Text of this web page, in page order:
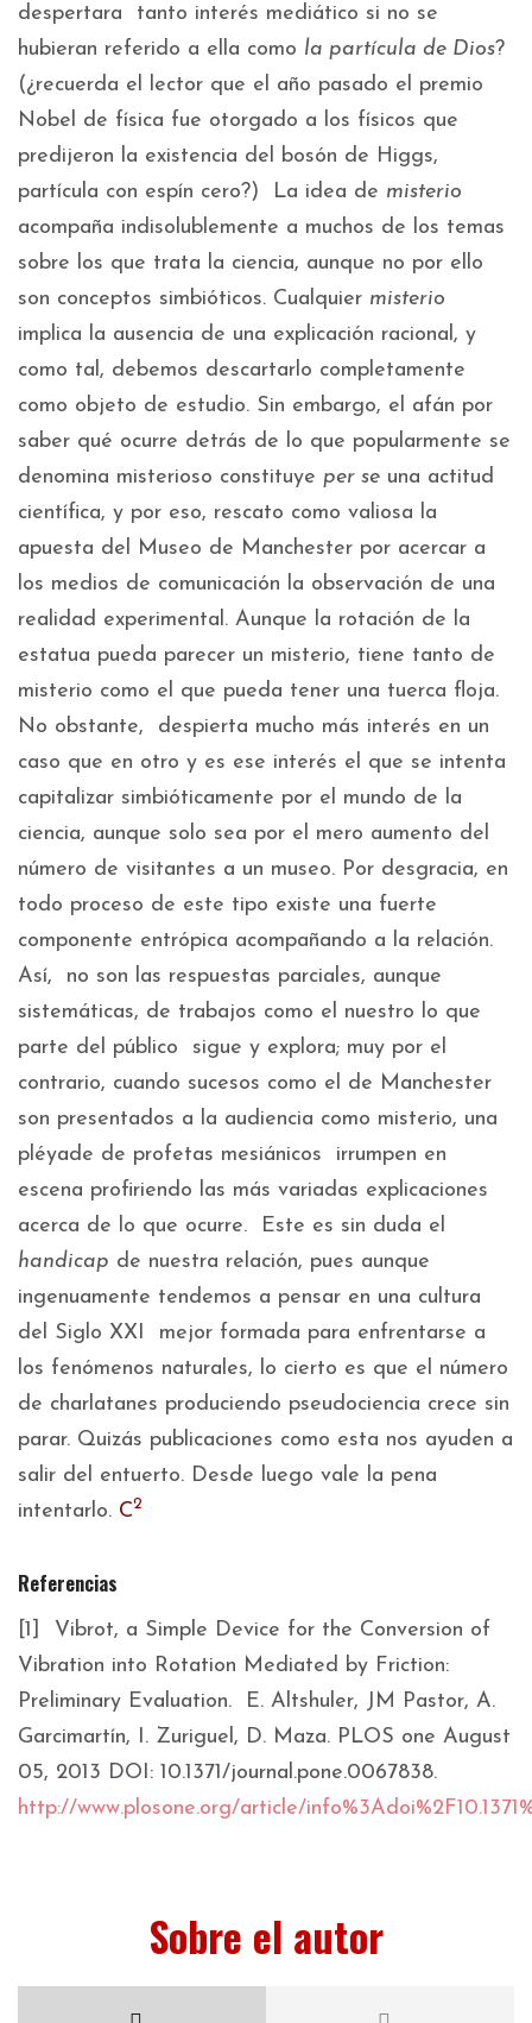
despertara tanto interés mediático si no se
hubieran referido a ella como la partícula de Dios?
(¿recuerda el lector que el año pasado el premio
Nobel de física fue otorgado a los físicos que
predijeron la existencia del bosón de Higgs,
partícula con espín cero?) La idea de misterio
acompaña indisolublemente a muchos de los temas
sobre los que trata la ciencia, aunque no por ello
son conceptos simbióticos. Cualquier misterio
implica la ausencia de una explicación racional, y
como tal, debemos descartarlo completamente
como objeto de estudio. Sin embargo, el afán por
saber qué ocurre detrás de lo que popularmente se
denomina misterioso constituye per se una actitud
científica, y por eso, rescato como valiosa la
apuesta del Museo de Manchester por acercar a
los medios de comunicación la observación de una
realidad experimental. Aunque la rotación de la
estatua pueda parecer un misterio, tiene tanto de
misterio como el que pueda tener una tuerca floja.
No obstante, despierta mucho más interés en un
caso que en otro y es ese interés el que se intenta
capitalizar simbióticamente por el mundo de la
ciencia, aunque solo sea por el mero aumento del
número de visitantes a un museo. Por desgracia, en
todo proceso de este tipo existe una fuerte
componente entrópica acompañando a la relación.
Así, no son las respuestas parciales, aunque
sistemáticas, de trabajos como el nuestro lo que
parte del público sigue y explora; muy por el
contrario, cuando sucesos como el de Manchester
son presentados a la audiencia como misterio, una
pléyade de profetas mesiánicos irrumpen en
escena profiriendo las más variadas explicaciones
acerca de lo que ocurre. Este es sin duda el
handicap de nuestra relación, pues aunque
ingenuamente tendemos a pensar en una cultura
del Siglo XXI mejor formada para enfrentarse a
los fenómenos naturales, lo cierto es que el número
de charlatanes produciendo pseudociencia crece sin
parar. Quizás publicaciones como esta nos ayuden a
salir del entuerto. Desde luego vale la pena
intentarlo. C2
Referencias
[1] Vibrot, a Simple Device for the Conversion of
Vibration into Rotation Mediated by Friction:
Preliminary Evaluation. E. Altshuler, JM Pastor, A.
Garcimartín, I. Zuriguel, D. Maza. PLOS one August
05, 2013 DOI: 10.1371/journal.pone.0067838.
http://www.plosone.org/article/
Sobre el autor